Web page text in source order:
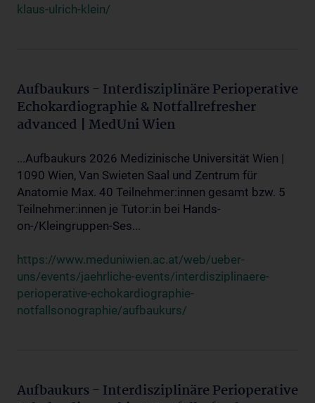
klaus-ulrich-klein/
Aufbaukurs - Interdisziplinäre Perioperative
Echokardiographie & Notfallrefresher
advanced | MedUni Wien
...Aufbaukurs 2026 Medizinische Universität Wien |
1090 Wien, Van Swieten Saal und Zentrum für
Anatomie Max. 40 Teilnehmer:innen gesamt bzw. 5
Teilnehmer:innen je Tutor:in bei Hands-
on-/Kleingruppen-Ses...
https://www.meduniwien.ac.at/web/ueber-
uns/events/jaehrliche-events/interdisziplinaere-
perioperative-echokardiographie-
notfallsonographie/aufbaukurs/
Aufbaukurs - Interdisziplinäre Perioperative